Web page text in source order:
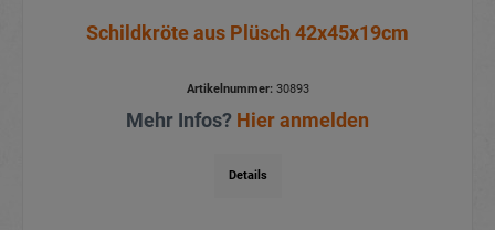
Schildkröte aus Plüsch 42x45x19cm
Artikelnummer:30893
Mehr Infos? Hier anmelden
Details